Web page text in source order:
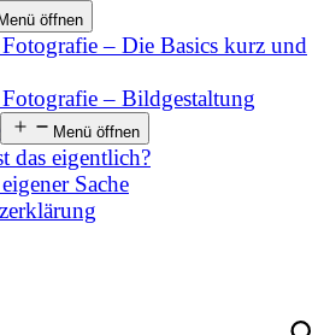
öffnen
– Die Basics kurz und
– Bildgestaltung
Menü öffnen
das eigentlich?
Sache